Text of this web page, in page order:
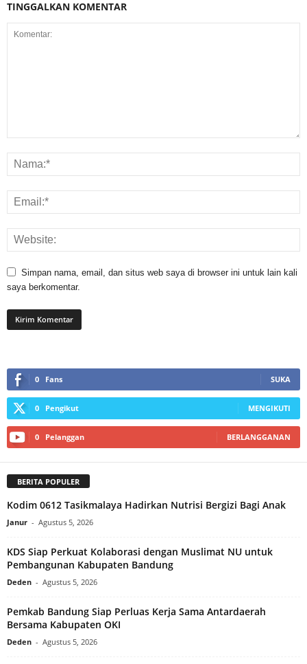
TINGGALKAN KOMENTAR
Simpan nama, email, dan situs web saya di browser ini untuk lain kali
saya berkomentar.
0 Fans SUKA
0 Pengikut MENGIKUTI
0 Pelanggan BERLANGGANAN
BERITA POPULER
Kodim 0612 Tasikmalaya Hadirkan Nutrisi Bergizi Bagi Anak
Janur - Agustus 5, 2026
KDS Siap Perkuat Kolaborasi dengan Muslimat NU untuk
Pembangunan Kabupaten Bandung
Deden - Agustus 5, 2026
Pemkab Bandung Siap Perluas Kerja Sama Antardaerah
Bersama Kabupaten OKI
Deden - Agustus 5, 2026